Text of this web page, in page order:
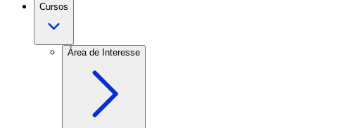
Cursos
Área de Interesse